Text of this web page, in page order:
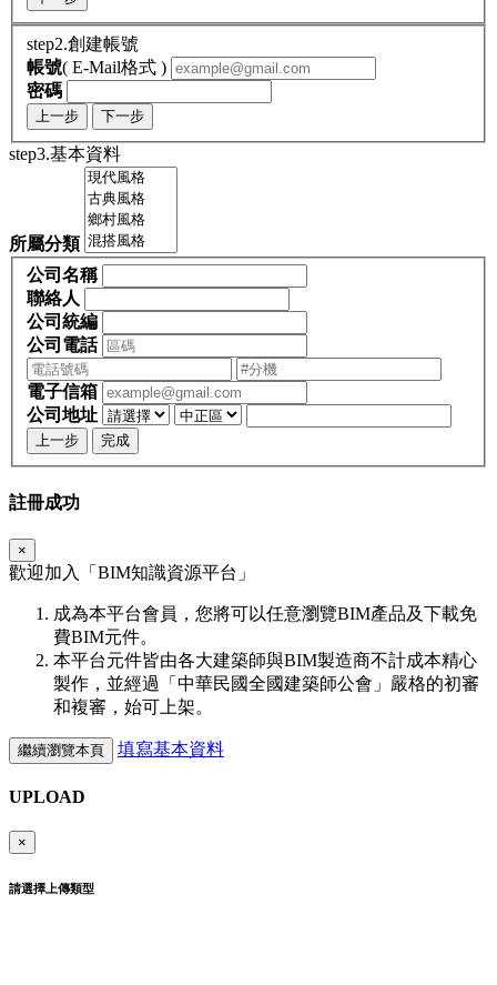
step2.創建帳號
帳號( E-Mail格式 )
密碼
上一步 下一步
step3.基本資料
所屬分類
公司名稱
聯絡人
公司統編
公司電話
電子信箱
公司地址
上一步 完成
註冊成功
×
歡迎加入「 BIM知識資源平台」
成為本平台會員，您將可以任意瀏覽BIM產品及下載免
費BIM元件。
本平台元件皆由各大建築師與BIM製造商不計成本精心
製作，並經過「中華民國全國建築師公會」嚴格的初審
和複審，始可上架。
繼續瀏覽本頁 填寫基本資料
UPLOAD
×
請選擇上傳類型